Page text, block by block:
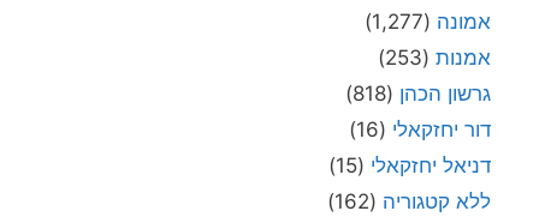
אמונה (1,277)
אמנות (253)
גרשון הכהן (818)
דור יחזקאלי (16)
דניאל יחזקאלי (15)
ללא קטגוריה (162)